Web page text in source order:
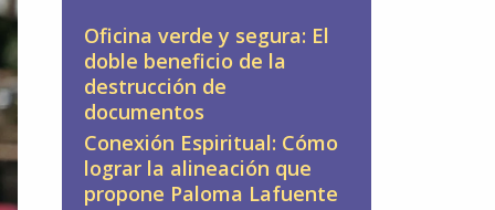
Oficina verde y segura: El
doble beneficio de la
destrucción de
documentos
Conexión Espiritual: Cómo
lograr la alineación que
propone Paloma Lafuente